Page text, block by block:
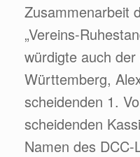
Zusammenarbeit
„Vereins-
würdigte auch
Württemberg,
scheidenden 1.
scheidenden
Namen des